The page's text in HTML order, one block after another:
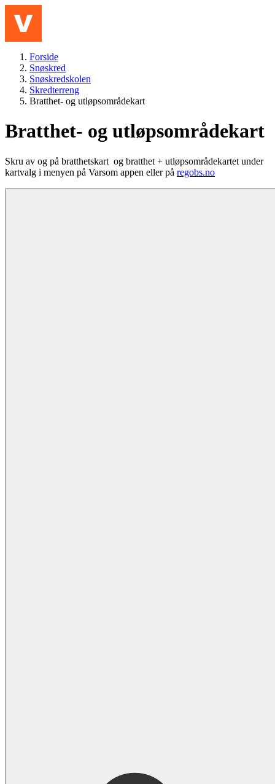
Forside
Snøskred
Snøskredskolen
Skredterreng
Bratthet- og utløpsområdekart
Bratthet- og utløpsområdekart
Skru av og på bratthetskart og bratthet + utløpsområdekartet under
kartvalg i menyen på Varsom appen eller på regobs.no